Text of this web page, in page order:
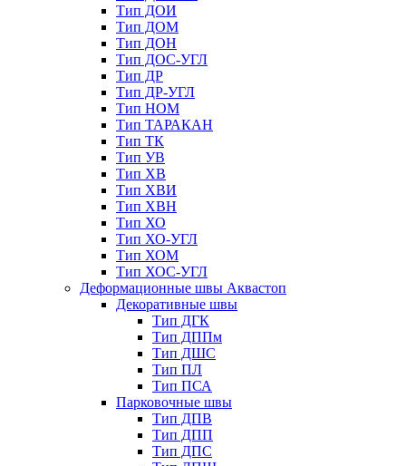
Тип ДОИ
Тип ДОМ
Тип ДОН
Тип ДОС-УГЛ
Тип ДР
Тип ДР-УГЛ
Тип НОМ
Тип ТАРАКАН
Тип ТК
Тип УВ
Тип ХВ
Тип ХВИ
Тип ХВН
Тип ХО
Тип ХО-УГЛ
Тип ХОМ
Тип ХОС-УГЛ
Деформационные швы Аквастоп
Декоративные швы
Тип ДГК
Тип ДППм
Тип ДШС
Тип ПЛ
Тип ПСА
Парковочные швы
Тип ДПВ
Тип ДПП
Тип ДПС